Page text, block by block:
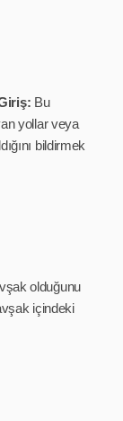
Bu
yollar veya
bildirmek
olduğunu
içindeki